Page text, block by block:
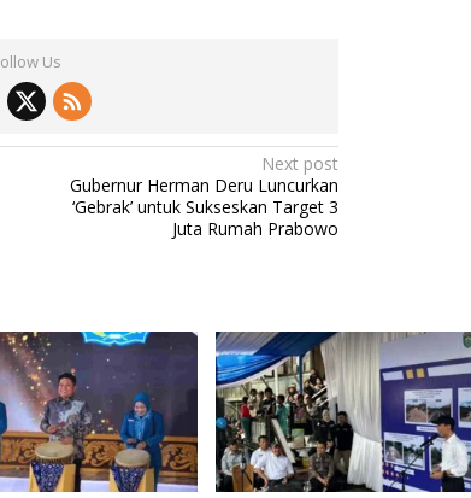
Us
Next post
Gubernur Herman Deru Luncurkan
‘Gebrak’ untuk Sukseskan Target 3
Juta Rumah Prabowo